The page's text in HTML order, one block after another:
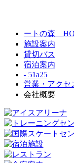
ートの森
施設案内
貸切バス
宿泊案内
- 51a25
営業・アクセ
会社概要